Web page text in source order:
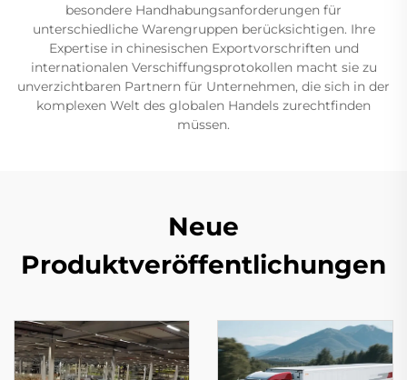
besondere Handhabungsanforderungen für
unterschiedliche Warengruppen berücksichtigen. Ihre
Expertise in chinesischen Exportvorschriften und
internationalen Verschiffungsprotokollen macht sie zu
unverzichtbaren Partnern für Unternehmen, die sich in der
komplexen Welt des globalen Handels zurechtfinden
müssen.
Neue
Produktveröffentlichungen